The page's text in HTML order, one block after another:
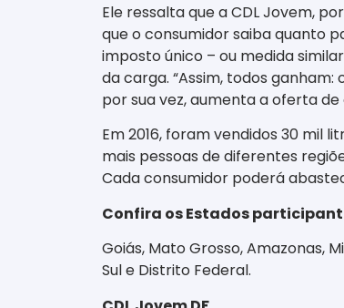
Ele ressalta que a CDL Jovem,
que o consumidor saiba quanto
imposto único – ou medida
da carga. “Assim, todos
por sua vez, aumenta a oferta
Em 2016, foram vendidos 30 mil
mais pessoas de diferentes
Cada consumidor poderá
Confira os Estados
Goiás, Mato Grosso, Amazonas,
Sul e Distrito Federal.